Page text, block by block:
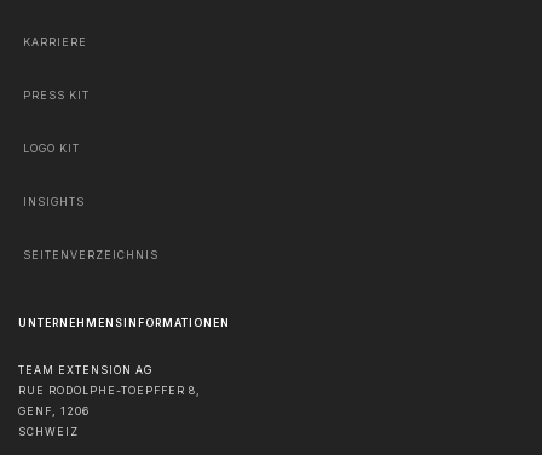
KARRIERE
PRESS KIT
LOGO KIT
INSIGHTS
SEITENVERZEICHNIS
UNTERNEHMENSINFORMATIONEN
TEAM EXTENSION AG
RUE RODOLPHE-TOEPFFER 8,
GENF, 1206
SCHWEIZ